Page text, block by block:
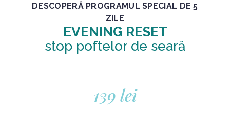
DESCOPERĂ PROGRAMUL SPECIAL DE 5
ZILE
EVENING RESET
stop poftelor de seară
139 lei